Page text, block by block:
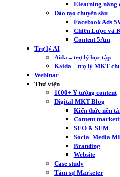
Elearning nâng
Đào tạo chuyên sâu
Facebook Ads
Chiến Lược và
Content 5Am
Trợ lý AI
Aida – trợ lý học tập
Kaida – trợ lý MKT
Webinar
Thư viện
1000+ Ý tưởng content
Digital MKT Blog
Kiến thức nền
Content
SEO & SEM
Social Media
Branding
Website
Case study
Tâm sự Marketer